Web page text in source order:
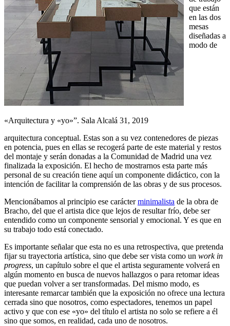
«Arquitectura y «yo»”. Sala Alcalá 31, 2019
que están
en las dos
mesas
diseñadas a
modo de
arquitectura conceptual. Estas son a su vez contenedores de piezas
en potencia, pues en ellas se recogerá parte de este material y restos
del montaje y serán donadas a la Comunidad de Madrid una vez
finalizada la exposición. El hecho de mostrarnos esta parte más
personal de su creación tiene aquí un componente didáctico, con la
intención de facilitar la comprensión de las obras y de sus procesos.
Mencionábamos al principio ese carácterminimalista de la obra de
Bracho, del que el artista dice que lejos de resultar frío, debe ser
entendido como un componente sensorial y emocional. Y es que en
su trabajo todo está conectado.
Es importante señalar que esta no es una retrospectiva, que pretenda
fijar su trayectoria artística, sino que debe ser vista como un work in
progress, un capítulo sobre el que el artista seguramente volverá en
algún momento en busca de nuevos hallazgos o para retomar ideas
que puedan volver a ser transformadas. Del mismo modo, es
interesante remarcar también que la exposición no ofrece una lectura
cerrada sino que nosotros, como espectadores, tenemos un papel
activo y que con ese «yo» del título el artista no solo se refiere a él
sino que somos, en realidad, cada uno de nosotros.